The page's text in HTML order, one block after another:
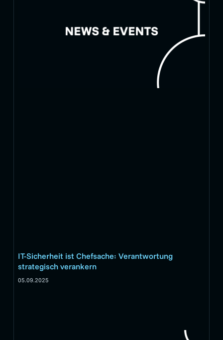
IT-Sicherheit ist Chefsache: Verantwortung
strategisch verankern
05.09.2025